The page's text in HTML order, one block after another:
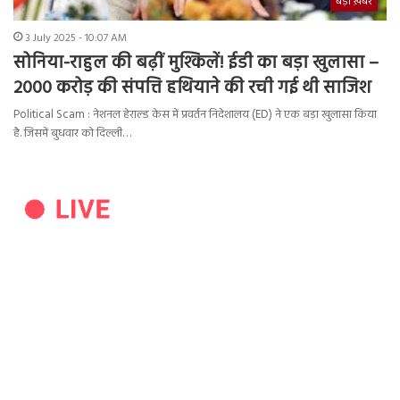
3 July 2025 - 10:07 AM
सोनिया-राहुल की बढ़ीं मुश्किलें! ईडी का बड़ा खुलासा –
2000 करोड़ की संपत्ति हथियाने की रची गई थी साजिश
Political Scam : नेशनल हेराल्ड केस में प्रवर्तन निदेशालय (ED) ने एक बड़ा खुलासा किया
है. जिसमें बुधवार को दिल्ली…